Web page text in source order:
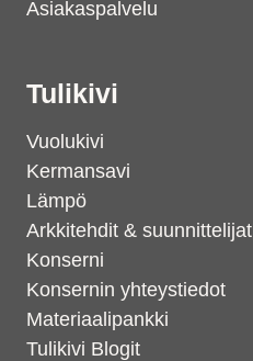
Asiakaspalvelu
Tulikivi
Vuolukivi
Kermansavi
Lämpö
Arkkitehdit & suunnittelijat
Konserni
Konsernin yhteystiedot
Materiaalipankki
Tulikivi Blogit